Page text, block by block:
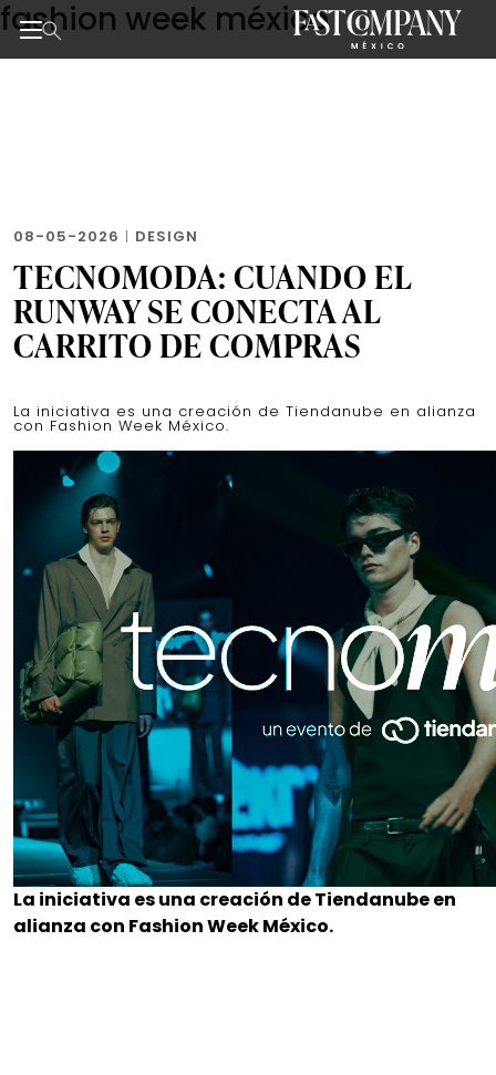
Skip
to
the
fashion week méxico
08-05-2026 | DESIGN
TECNOMODA: CUANDO EL
RUNWAY SE CONECTA AL
CARRITO DE COMPRAS
La iniciativa es una creación de Tiendanube en alianza
con Fashion Week México.
La iniciativa es una creación de Tiendanube en
alianza con Fashion Week México.